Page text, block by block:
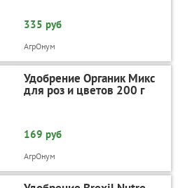
335 руб
АгрOнум
Удобрение Органик Микс
для роз и цветов 200 г
169 руб
АгрOнум